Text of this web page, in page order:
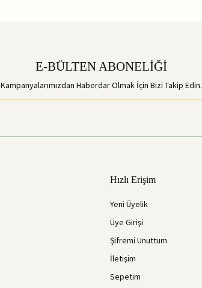
E-BÜLTEN ABONELİĞİ
Kampanyalarımızdan Haberdar Olmak İçin Bizi Takip Edin.
Hızlı Erişim
Yeni Üyelik
Üye Girişi
Şifremi Unuttum
İletişim
Sepetim